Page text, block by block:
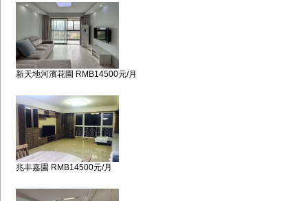
新天地河濱花園 RMB14500元/月
兆丰嘉園 RMB14500元/月